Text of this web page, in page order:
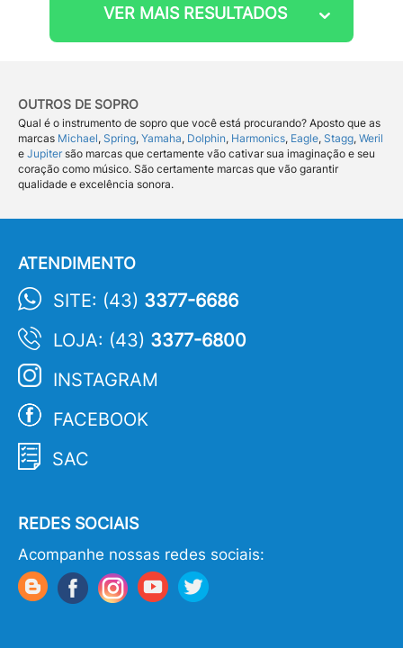
VER MAIS RESULTADOS
OUTROS DE SOPRO
Qual é o instrumento de sopro que você está procurando? Aposto que as
marcas Michael, Spring, Yamaha, Dolphin, Harmonics, Eagle, Stagg, Weril
e Jupiter são marcas que certamente vão cativar sua imaginação e seu
coração como músico. São certamente marcas que vão garantir
qualidade e excelência sonora.
ATENDIMENTO
SITE: (43) 3377-6686
LOJA: (43) 3377-6800
INSTAGRAM
FACEBOOK
SAC
REDES SOCIAIS
Acompanhe nossas redes sociais: